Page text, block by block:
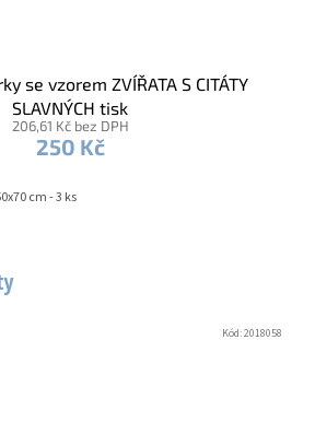
Kód:2018058
se vzorem ZVÍŘATA S CITÁTY
SLAVNÝCH tisk
206,61 Kč bez DPH
250 Kč
cm - 3 ks